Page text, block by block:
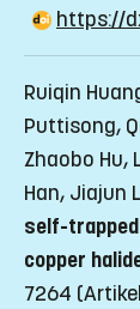
https://
Ruiqin
Puttisong,
Zhaobo Hu,
Han, Jiajun
self-
copper
7264